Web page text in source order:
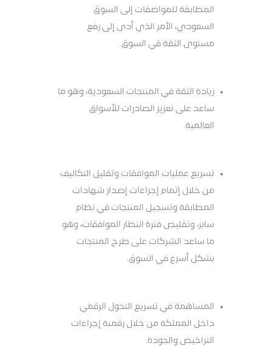
المطابقة للمواصفات إلى السوق
السعودي، الأمر الذي أدى إلى رفع
مستوى الثقة في السوق.
زيادة الثقة في المنتجات السعودية، وهو ما
ساعد على تعزيز الصادرات للأسواق
العالمية.
تسريع عمليات الموافقات وتقليل التكاليف
من خلال إتمام إجراءات إصدار شهادات
المطابقة وتسجيل المنتجات في نظام
سابر، وتقليص فترة انتظار الموافقات، وهو
ما ساعد الشركات على طرح المنتجات
بشكل أسرع في السوق.
المساهمة في تسريع التحول الرقمي
داخل المملكة من خلال رقمنة إجراءات
التراخيص والجودة.